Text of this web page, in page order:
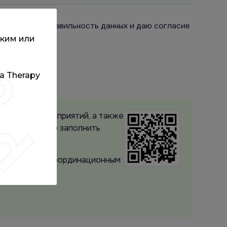
правильность данных и даю согласие
архиву мероприятий, а также
достаточно заполнить
Координационным
или
Therapy